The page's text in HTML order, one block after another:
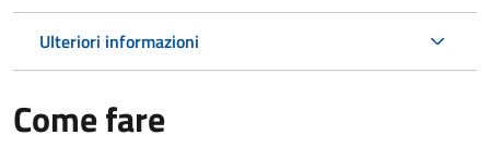
Ulteriori informazioni
Come fare